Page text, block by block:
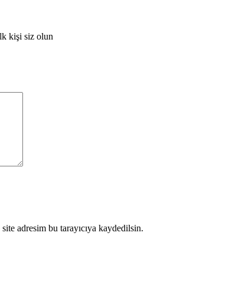
kişi siz olun
adresim bu tarayıcıya kaydedilsin.